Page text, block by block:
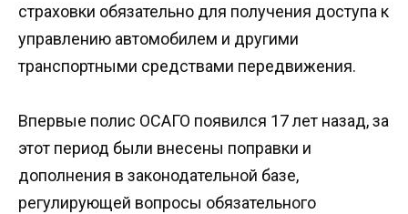
страховки обязательно для получения доступа к
управлению автомобилем и другими
транспортными средствами передвижения.
Впервые полис ОСАГО появился 17 лет назад, за
этот период были внесены поправки и
дополнения в законодательной базе,
регулирующей вопросы обязательного